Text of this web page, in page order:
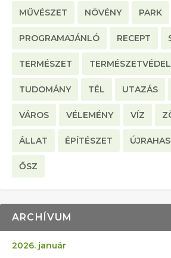
MŰVÉSZET NÖVÉNY PARK
PROGRAMAJÁNLÓ RECEPT
TERMÉSZET
TUDOMÁNY TÉL UTAZÁS
VÁROS VÉLEMÉNY VÍZ
ÁLLAT ÉPÍTÉSZET
ŐSZ
ARCHÍVUM
2026. január